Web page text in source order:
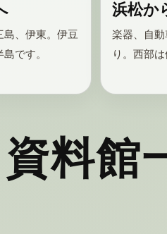
島、伊東。伊豆
です。
浜松か
楽器、自
り。西部
料館